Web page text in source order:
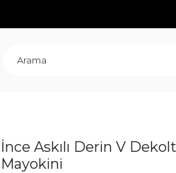
İnce Askılı Derin V
Mayokini